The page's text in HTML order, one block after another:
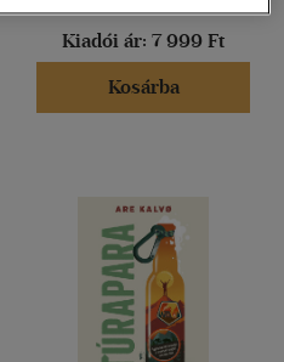
Kiadói ár: 7 999 Ft
Kosárba